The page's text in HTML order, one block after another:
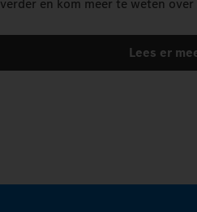
verder en kom meer te weten
Lees er